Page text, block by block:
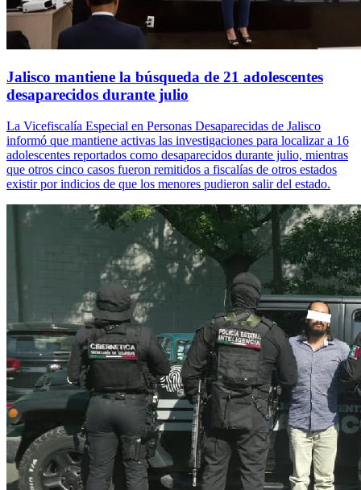
Jalisco mantiene la búsqueda de 21 adolescentes
desaparecidos durante julio
La Vicefiscalía Especial en Personas Desaparecidas de Jalisco
informó que mantiene activas las investigaciones para localizar a 16
adolescentes reportados como desaparecidos durante julio, mientras
que otros cinco casos fueron remitidos a fiscalías de otros estados
existir por indicios de que los menores pudieron salir del estado.